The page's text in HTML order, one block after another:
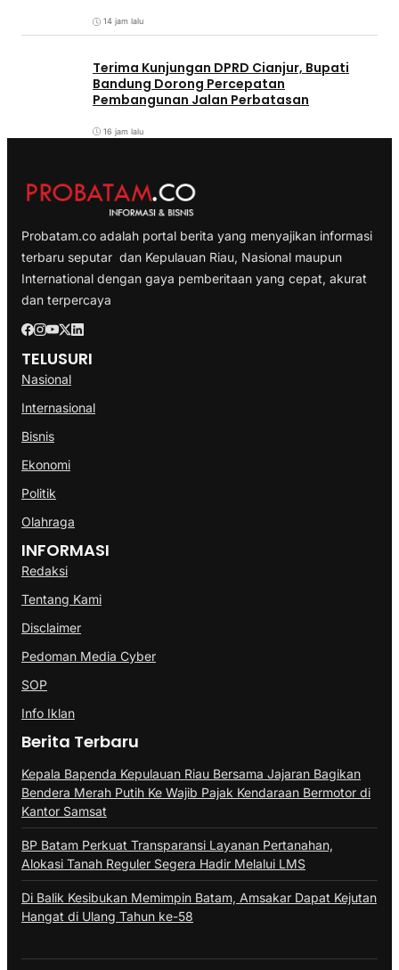
14 jam lalu
Terima Kunjungan DPRD Cianjur, Bupati
Bandung Dorong Percepatan
Pembangunan Jalan Perbatasan
16 jam lalu
Probatam.co adalah portal berita yang menyajikan informasi
terbaru seputar dan Kepulauan Riau, Nasional maupun
International dengan gaya pemberitaan yang cepat, akurat
dan terpercaya
TELUSURI
Nasional
Internasional
Bisnis
Ekonomi
Politik
Olahraga
INFORMASI
Redaksi
Tentang Kami
Disclaimer
Pedoman Media Cyber
SOP
Info Iklan
Berita Terbaru
Kepala Bapenda Kepulauan Riau Bersama Jajaran Bagikan
Bendera Merah Putih Ke Wajib Pajak Kendaraan Bermotor di
Kantor Samsat
BP Batam Perkuat Transparansi Layanan Pertanahan,
Alokasi Tanah Reguler Segera Hadir Melalui LMS
Di Balik Kesibukan Memimpin Batam, Amsakar Dapat Kejutan
Hangat di Ulang Tahun ke-58